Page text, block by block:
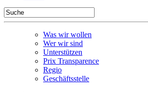
Was wir wollen
Wer wir sind
Unterstützen
Prix Transparence
Regio
Geschäftsstelle